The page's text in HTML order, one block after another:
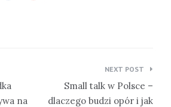
na
NEXT POST
Small talk w Polsce –
dlaczego budzi opór i jak